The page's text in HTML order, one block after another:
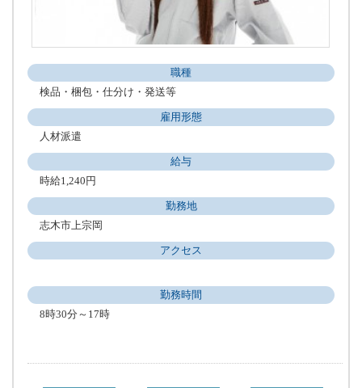
職種
検品・梱包・仕分け・発送等
雇用形態
人材派遣
給与
時給1,240円
勤務地
志木市上宗岡
アクセス
勤務時間
8時30分～17時